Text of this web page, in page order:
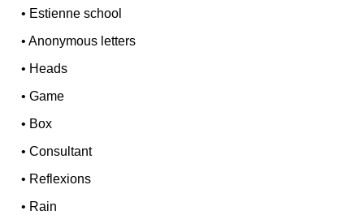
• Estienne school
•Anonymous letters
• Heads
•Game
• Box
•Consultant
• Reflexions
• Rain